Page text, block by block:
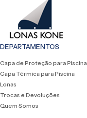
DEPARTAMENTOS
Capa de Proteção para Piscina
Capa Térmica para Piscina
Lonas
Trocas e Devoluções
Quem Somos